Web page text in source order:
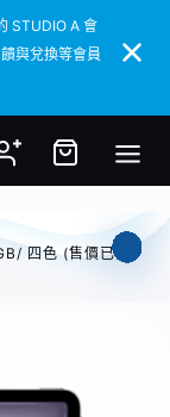
STUDIO A 會
與兌換等會員
STUDIO A 會
與兌換等會員
四色 (售價已